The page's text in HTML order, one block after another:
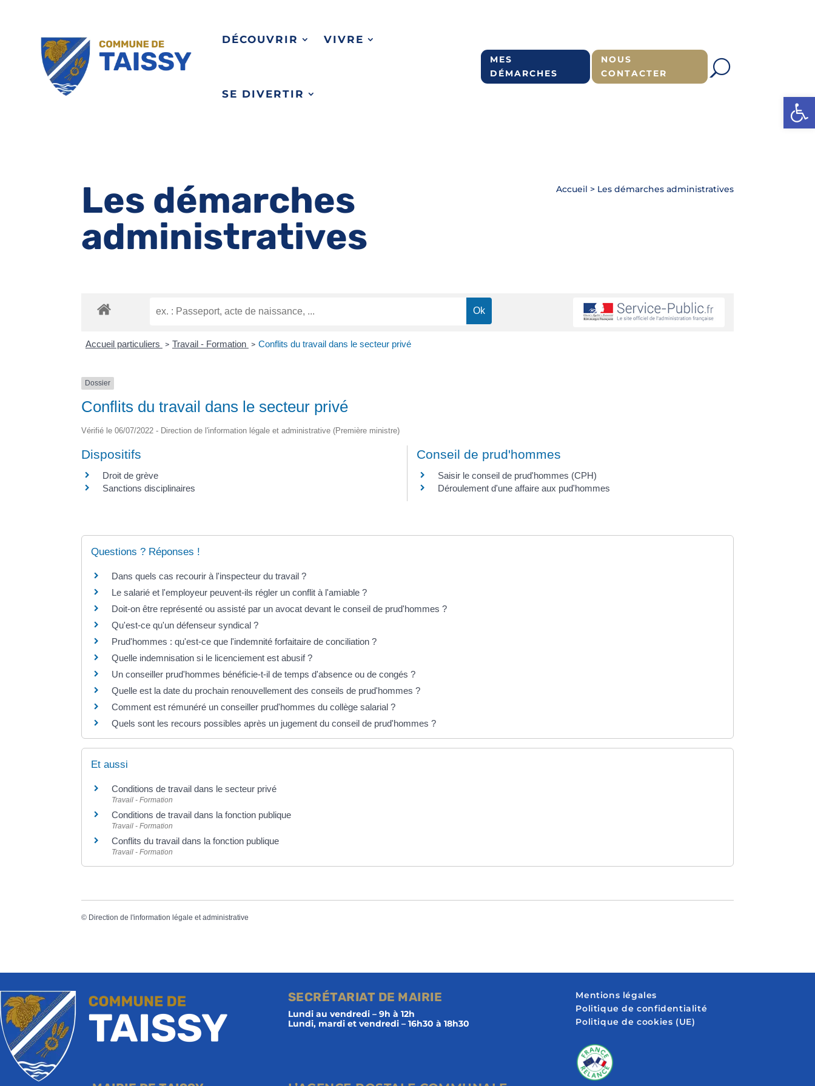
Ouvrir
DÉCOUVRIR VIVRE
SE DIVERTIR
MES
DÉMARCHES
NOUS
CONTACTER
Les démarches
administratives
Accueil > Les démarches administratives
Accueil particuliers > Travail - Formation > Conflits du travail dans le secteur privé
Dossier
Conflits du travail dans le secteur privé
Vérifié le 06/07/2022 - Direction de l'information légale et administrative (Première ministre)
Dispositifs
Droit de grève
Sanctions disciplinaires
Conseil de prud'hommes
Saisir le conseil de prud'hommes (CPH)
Déroulement d'une affaire aux pud'hommes
Questions ? Réponses !
Dans quels cas recourir à l'inspecteur du travail ?
Le salarié et l'employeur peuvent-ils régler un conflit à l'amiable ?
Doit-on être représenté ou assisté par un avocat devant le conseil de prud'hommes ?
Qu'est-ce qu'un défenseur syndical ?
Prud'hommes : qu'est-ce que l'indemnité forfaitaire de conciliation ?
Quelle indemnisation si le licenciement est abusif ?
Un conseiller prud'hommes bénéficie-t-il de temps d'absence ou de congés ?
Quelle est la date du prochain renouvellement des conseils de prud'hommes ?
Comment est rémunéré un conseiller prud'hommes du collège salarial ?
Quels sont les recours possibles après un jugement du conseil de prud'hommes ?
Et aussi
Conditions de travail dans le secteur privé
Travail - Formation
Conditions de travail dans la fonction publique
Travail - Formation
Conflits du travail dans la fonction publique
Travail - Formation
© Direction de l'information légale et administrative
SECRÉTARIAT DE MAIRIE
Lundi au vendredi – 9h à 12h
Lundi, mardi et vendredi – 16h30 à 18h30
Mentions légales
Politique de confidentialité
Politique de cookies (UE)